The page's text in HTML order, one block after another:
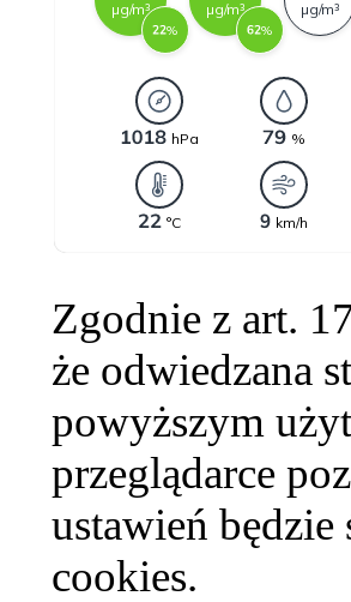
Zgodnie z art.
że odwiedzana
powyższym
przeglądarce
ustawień
cookies.